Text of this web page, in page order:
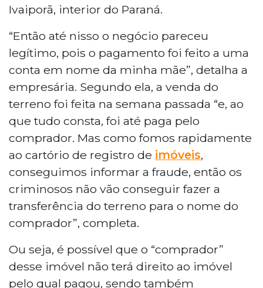
Ivaiporã, interior do Paraná.
“Então até nisso o negócio pareceu
legítimo, pois o pagamento foi feito a uma
conta em nome da minha mãe”, detalha a
empresária. Segundo ela, a venda do
terreno foi feita na semana passada “e, ao
que tudo consta, foi até paga pelo
comprador. Mas como fomos rapidamente
ao cartório de registro de imóveis,
conseguimos informar a fraude, então os
criminosos não vão conseguir fazer a
transferência do terreno para o nome do
comprador”, completa.
Ou seja, é possível que o “comprador”
desse imóvel não terá direito ao imóvel
pelo qual pagou, sendo também